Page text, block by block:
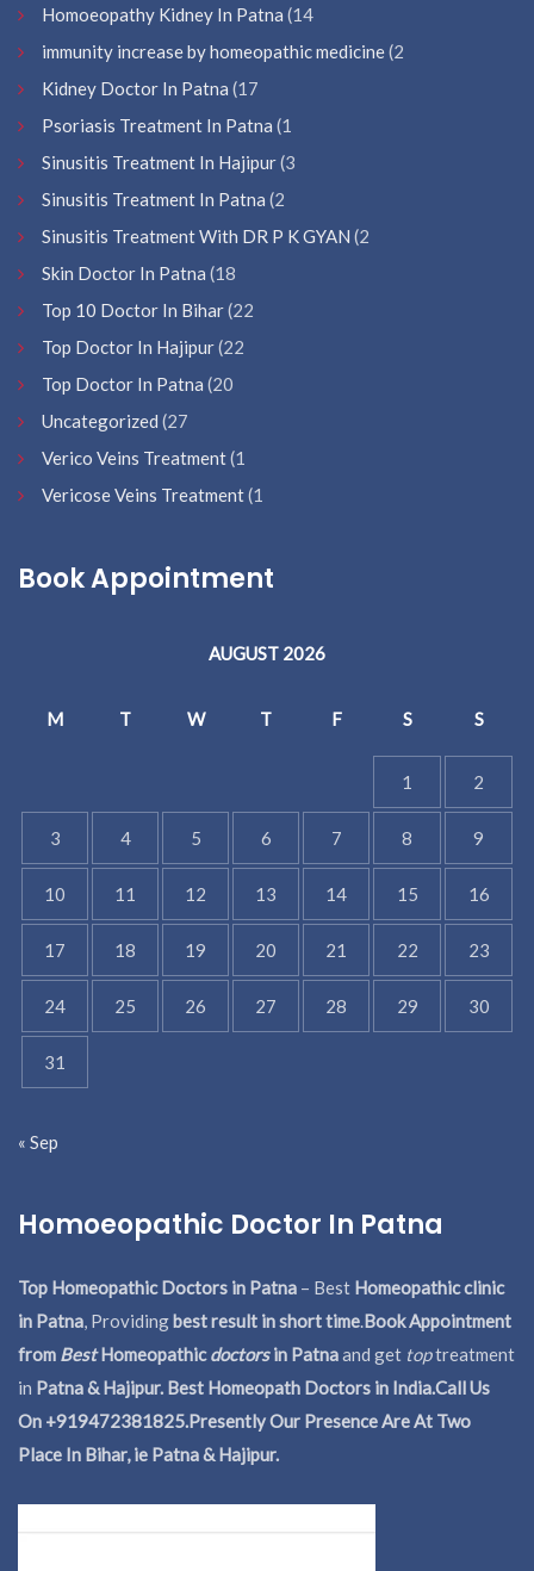
Homoeopathy Kidney In Patna (14
immunity increase by homeopathic medicine(2
Kidney Doctor In Patna (17
Psoriasis Treatment In Patna (1
Sinusitis Treatment In Hajipur(3
Sinusitis Treatment In Patna (2
Sinusitis Treatment With DR P K GYAN (2
Skin Doctor In Patna (18
Top 10 Doctor In Bihar(22
Top Doctor In Hajipur(22
Top Doctor In Patna (20
Uncategorized (27
Verico Veins Treatment(1
Vericose Veins Treatment(1
Book Appointment
AUGUST 2026
M T W T F S S
1 2
3 4 5 6 7 8 9
10 11 12 13 14 15 16
17 18 19 20 21 22 23
24 25 26 27 28 29 30
31
« Sep
Homoeopathic Doctor In Patna
Top Homeopathic Doctors in Patna – Best Homeopathic clinic
in Patna, Providingbest result in short time.Book Appointment
from BestHomeopathicdoctorsin Patnaand get toptreatment
in Patna & Hajipur. Best Homeopath Doctors in India.Call Us
On +919472381825.Presently Our Presence Are At Two
Place In Bihar, ie Patna & Hajipur.